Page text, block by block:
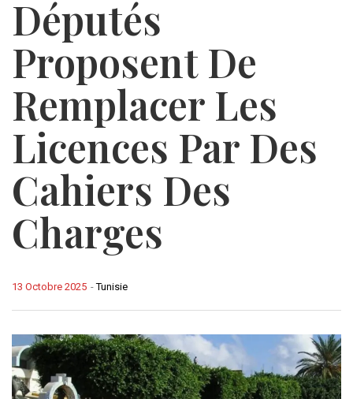
Députés
Proposent De
Remplacer Les
Licences Par Des
Cahiers Des
Charges
-Tunisie
13 Octobre 2025